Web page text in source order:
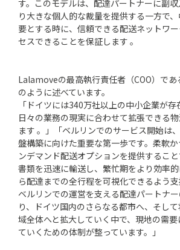
す。このモデルは、配達パートナーに副
り大きな個人的な裁量を提供する一方で
要とする時に、信頼できる配送ネットワ
セスできることを保証します 。
Lalamoveの最高執行責任者（COO）で
のように述べています。
「ドイツには340万社以上の中小企業が
日々の業務の現実に合わせて拡張できる
ます 。」「ベルリンでのサービス開始は
盤構築に向けた重要な第一歩です。柔軟
ンデマンド配送オプションを提供するこ
書類を迅速に輸送し、繁忙期をより効率
ら配達までの全行程を可視化できるよう
ベルリンでの運営を支える配達パートナ
り、ドイツ国内のさらなる都市へ、そし
域全体へと拡大していく中で、現地の需
ていくための体制が整っています。」